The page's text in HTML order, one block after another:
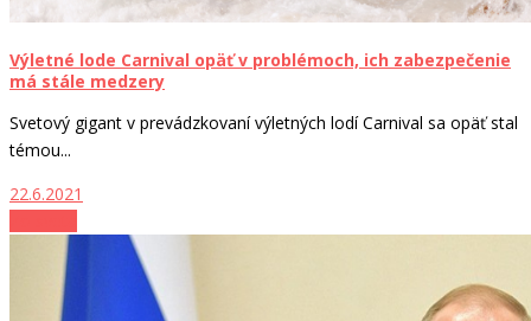
Výletné lode Carnival opäť v problémoch, ich zabezpečenie
má stále medzery
Svetový gigant v prevádzkovaní výletných lodí Carnival sa opäť stal
témou...
22.6.2021